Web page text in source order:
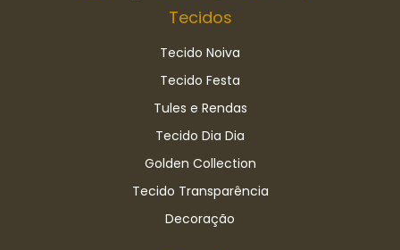
Tecidos
Tecido Noiva
Tecido Festa
Tules e Rendas
Tecido Dia Dia
Golden Collection
Tecido Transparência
Decoração